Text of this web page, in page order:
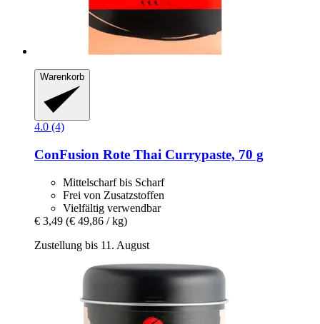
Warenkorb
4.0 (4)
ConFusion Rote Thai Currypaste, 70 g
Mittelscharf bis Scharf
Frei von Zusatzstoffen
Vielfältig verwendbar
€ 3,49 (€ 49,86 / kg)
Zustellung bis 11. August